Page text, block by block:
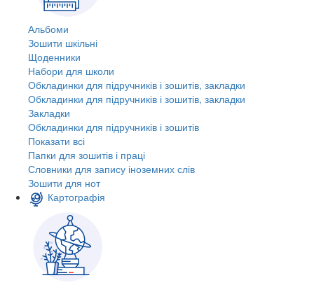
Альбоми
Зошити шкільні
Щоденники
Набори для школи
Обкладинки для підручників і зошитів, закладки
Обкладинки для підручників і зошитів, закладки
Закладки
Обкладинки для підручників і зошитів
Показати всі
Папки для зошитів і праці
Словники для запису іноземних слів
Зошити для нот
Картографія